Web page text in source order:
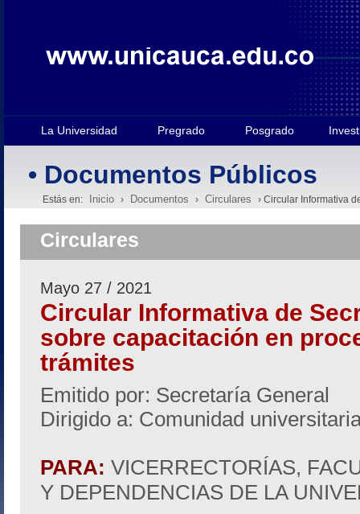
La Universidad Pregrado Posgrado
• Documentos Públicos
Estás en: Inicio › Documentos › Circulares › Circular Informativa
Circulares
Mayo 27 / 2021
Circular Informativa de
sobre capacitación en
trámites
Emitido por: Secretaría General
Dirigido a: Comunidad
PARA: VICERRECTORÍAS,
Y DEPENDENCIAS DE LA